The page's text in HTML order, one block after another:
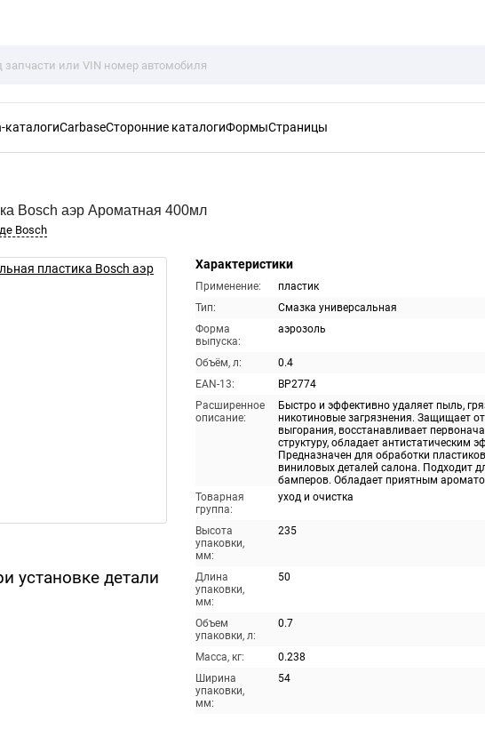
каталогиCarbaseСторонние каталогиФормыСтраницы
Bosch аэр Ароматная 400мл
Bosch
установке детали
Характеристики
Применение:
пластик
Тип:
Смазка универсальная
Форма
выпуска:
аэрозоль
Объём, л:
0.4
EAN-13:
BP2774
Расширенное
описание:
Быстро и эффективно удаляет пыль,
никотиновые загрязнения. Защищает
выгорания, восстанавливает
структуру, обладает антистатическим
Предназначен для обработки
виниловых деталей салона. Подходит
бамперов. Обладает приятным
Товарная
группа:
уход и очистка
Высота
упаковки,
мм:
235
Длина
упаковки,
мм:
50
Объем
упаковки, л:
0.7
Масса, кг:
0.238
Ширина
упаковки,
мм:
54